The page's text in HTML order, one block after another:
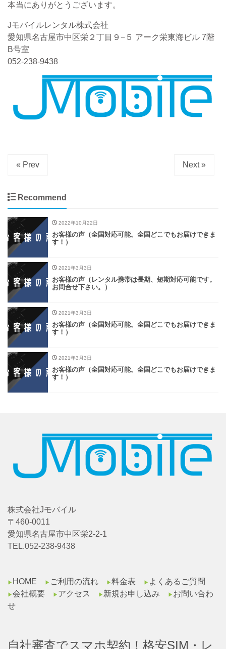
本当にありがとうございます。
Jモバイルレンタル株式会社
愛知県名古屋市中区栄２丁目９−５ アーク栄東海ビル 7階
B号室
052-238-9438
« Prev Next »
Recommend
2022年10月22日
お客様の声（全国対応可能。全国どこでもお届けできま
す！）
2021年3月3日
お客様の声（レンタル携帯は長期、短期対応可能です。
お問合せ下さい。）
2021年3月3日
お客様の声（全国対応可能。全国どこでもお届けできま
す！）
2021年3月3日
お客様の声（全国対応可能。全国どこでもお届けできま
す！）
株式会社Jモバイル
〒460-0011
愛知県名古屋市中区栄2-2-1
TEL.052-238-9438
▶︎ HOME ▶︎ ご利用の流れ ▶︎料金表 ▶︎ よくあるご質問
▶︎会社概要 ▶︎ アクセス ▶︎ 新規お申し込み ▶︎ お問い合わ
せ
自社審査でスマホ契約！格安SIM・レ